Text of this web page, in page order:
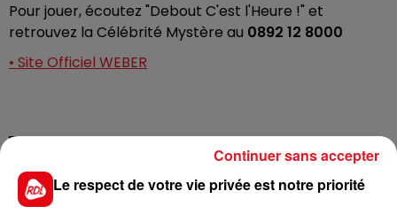
Pour jouer, écoutez "Debout C'est l'Heure !" et
retrouvez la Célébrité Mystère au 0892 12 8000
• Site Officiel WEBER
Le respect de votre vie privée est notre priorité
Continuer sans accepter